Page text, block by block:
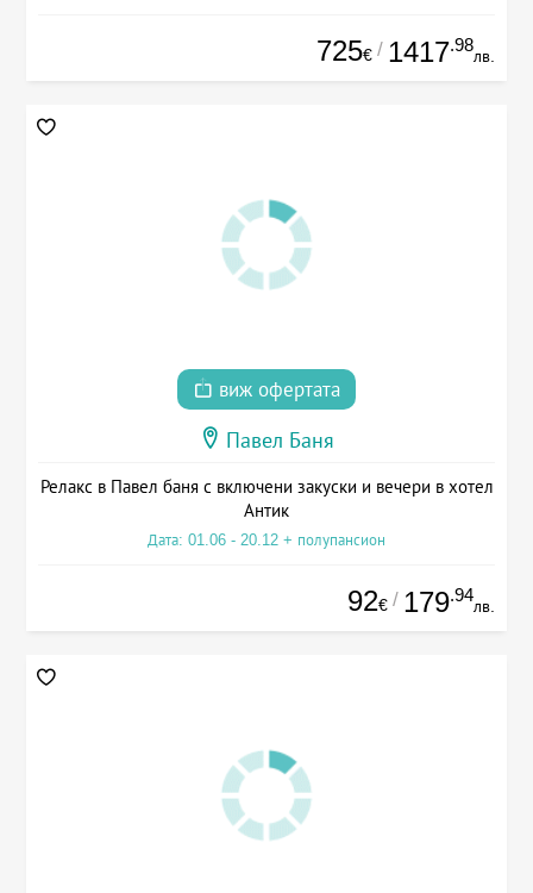
725€ / 1417.98
лв.
виж офертата
Павел Баня
Релакс в Павел баня с включени закуски и вечери в хотел
Антик
Дата: 01.06 - 20.12 + полупансион
92€ / 179.94
лв.